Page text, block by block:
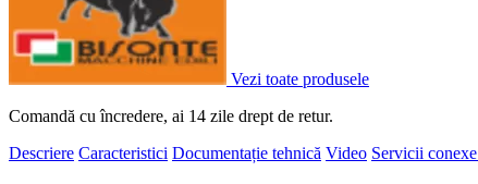
Vezi toate produsele
Comandă cu încredere, ai 14 zile drept de retur.
Descriere Caracteristici Documentație tehnică Video Servicii conexe